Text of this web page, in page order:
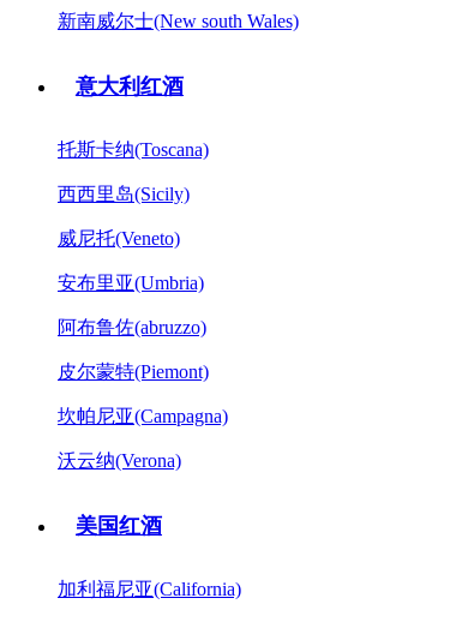
新南威尔士(New south Wales)
意大利红酒
托斯卡纳(Toscana)
西西里岛(Sicily)
威尼托(Veneto)
安布里亚(Umbria)
阿布鲁佐(abruzzo)
皮尔蒙特(Piemont)
坎帕尼亚(Campagna)
沃云纳(Verona)
美国红酒
加利福尼亚(California)